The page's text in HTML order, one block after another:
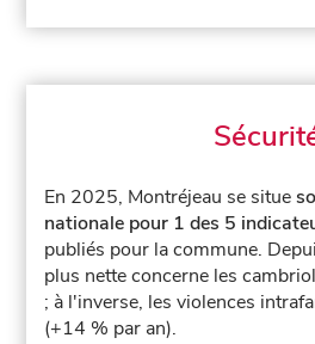
En 2025, Montréjeau se situe
nationale pour 1 des 5
publiés pour la commune.
plus nette concerne les
; à l'inverse, les violences
(+14 % par an).